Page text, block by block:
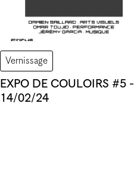
Assemblée
Vernissage
EXPO DE COULOIRS #5 -
14/02/24